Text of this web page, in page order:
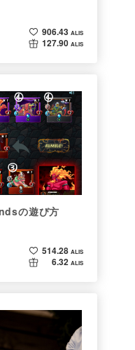
906.43 ALIS
127.90 ALIS
の遊び方
514.28 ALIS
6.32 ALIS